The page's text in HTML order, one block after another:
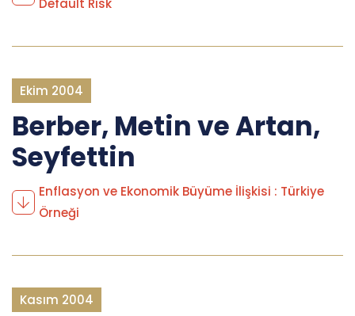
Default Risk
Ekim 2004
Berber, Metin ve Artan,
Seyfettin
Enflasyon ve Ekonomik Büyüme İlişkisi : Türkiye
Örneği
Kasım 2004